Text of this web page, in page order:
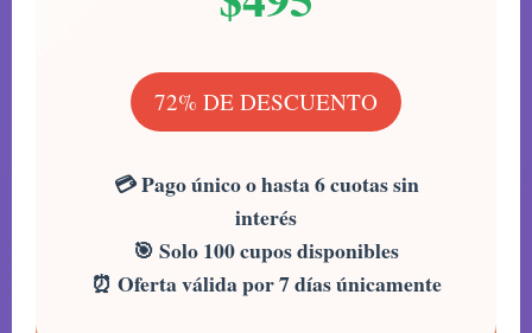
72% DE DESCUENTO
💳 Pago único o hasta 6 cuotas sin
interés
🎯 Solo 100 cupos disponibles
⏰ Oferta válida por 7 días únicamente